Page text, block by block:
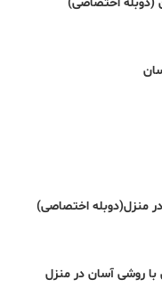
منزل(دوبله اختصاصی)
روشی آسان در منزل